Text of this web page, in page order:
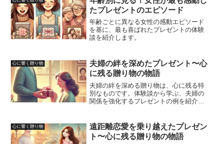
たプレゼントのエピソード
年齢ごとに異なる女性の感動エピソード
を基に、最も喜ばれたプレゼントの体験
談を紹介します。
心に響く贈り物
夫婦の絆を深めたプレゼント〜心
に残る贈り物の物語
夫婦の絆を深める贈り物は、心に残る特
別なものです。体験談から学ぶ、夫婦の
関係を強化するプレゼントの例を紹介し
心に響く贈り物
遠距離恋愛を乗り越えたプレゼン
ト〜心に残る贈り物の物語